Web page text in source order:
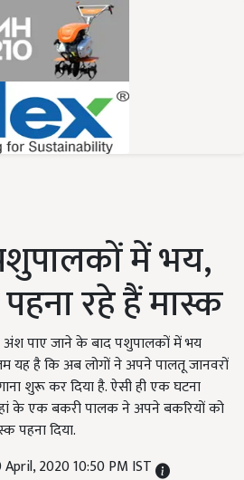
में भय,
रहे हैं मास्क
अंश पाए जाने के बाद पशुपालकों में भय
यह है कि अब लोगों ने अपने पालतू जानवरों
शुरू कर दिया है. ऐसी ही एक घटना
के एक बकरी पालक ने अपने बकरियों को
पहना दिया.
2020 10:50 PM IST